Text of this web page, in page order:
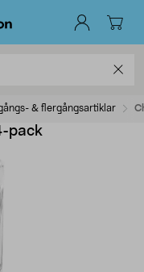
& flergångsartiklar
pack